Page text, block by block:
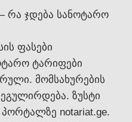
რა ჯდება სანოტარო
ფასები
ტარიფები
მომსახურების
ზუსტი
notariat.ge.